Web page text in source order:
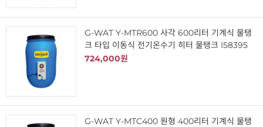
G-WAT Y-MTR600 사각 600리터 기계식 물탱
크 타입 이동식 전기온수기 히터 물탱크 I58395
724,000원
G-WAT Y-MTC400 원형 400리터 기계식 물탱